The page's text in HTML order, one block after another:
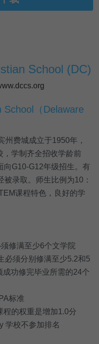
School (DC)
School（Delaware
州费城成立于1950年，
，学制齐全招收学龄前
向G10-G12年级招生。有
录取。师生比例为10：
课程特色，良好的学
修满至少6个文学院
必须分别修满至少5.2和5
功修完毕业所需的24个
标准
程的权重是增加1.0分
学校不参加排名